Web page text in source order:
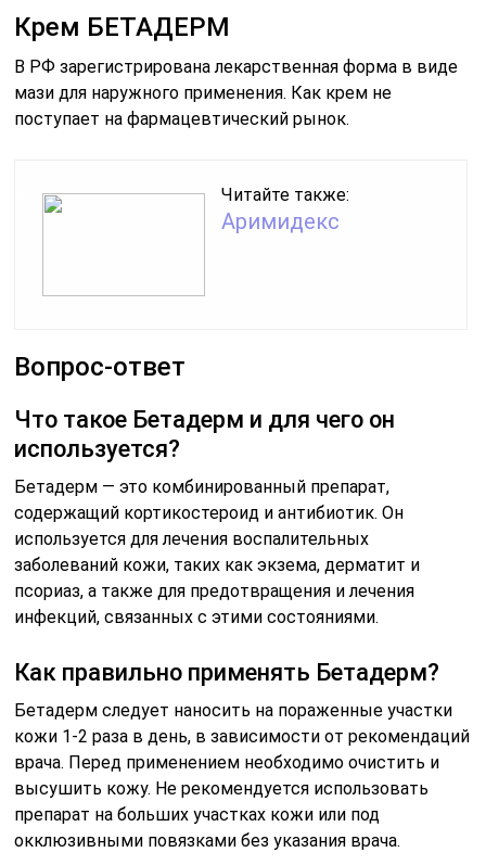
Крем БЕТАДЕРМ
В РФ зарегистрирована лекарственная форма в виде
мази для наружного применения. Как крем не
поступает на фармацевтический рынок.
Читайте также:
Аримидекс
Вопрос-ответ
Что такое Бетадерм и для чего он
используется?
Бетадерм — это комбинированный препарат,
содержащий кортикостероид и антибиотик. Он
используется для лечения воспалительных
заболеваний кожи, таких как экзема, дерматит и
псориаз, а также для предотвращения и лечения
инфекций, связанных с этими состояниями.
Как правильно применять Бетадерм?
Бетадерм следует наносить на пораженные участки
кожи 1-2 раза в день, в зависимости от рекомендаций
врача. Перед применением необходимо очистить и
высушить кожу. Не рекомендуется использовать
препарат на больших участках кожи или под
окклюзивными повязками без указания врача.